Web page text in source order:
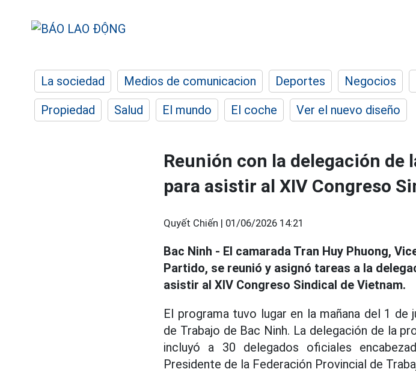
La sociedad Medios de comunicacion Deportes Negocios
Propiedad
Salud El mundo El coche Ver el nuevo diseño
Reunión con la delegación de
para asistir al XIV Congreso
Quyết Chiến | 01/06/2026 14:21
Bac Ninh - El camarada Tran Huy Phuong,
Partido, se reunió y asignó tareas a la
asistir al XIV Congreso Sindical de Vietnam.
El programa tuvo lugar en la mañana del 1
de Trabajo de Bac Ninh. La delegación de la
incluyó a 30 delegados oficiales
Presidente de la Federación Provincial de